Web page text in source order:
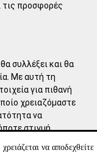
να αποδεχθείτε
τις προσφορές
συλλέξει και θα
Με αυτή τη
για πιθανή
χρειαζόμαστε
να
στιγμή,
και